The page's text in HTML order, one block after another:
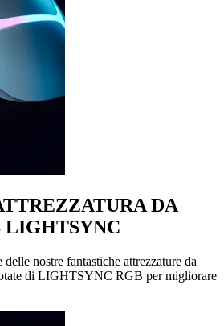
DA
nostre fantastiche attrezzature da
di LIGHTSYNC RGB per migliorare